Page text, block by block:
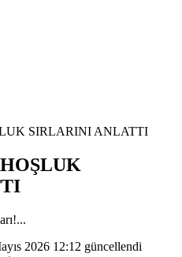
SIRLARINI ANLATTI
2026 12:12 güncellendi